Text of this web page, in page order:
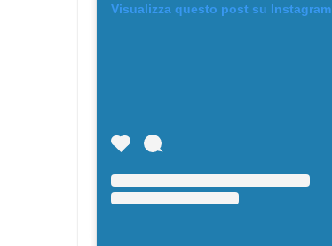
Visualizza questo post su Instagram